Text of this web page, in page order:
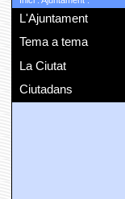
L'Ajuntament
Tema a tema
La Ciutat
Ciutadans